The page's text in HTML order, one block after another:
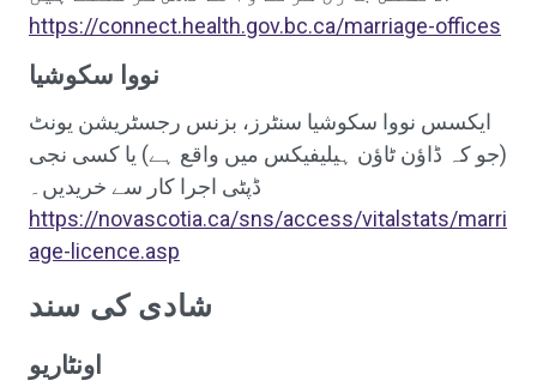
https://connect.health.gov.bc.ca/marriage-offices
نووا سکوشیا
ایکسس نووا سکوشیا سنٹرز، بزنس رجسٹریشن یونٹ
(جو کہ ڈاؤن ٹاؤن ہیلیفیکس میں واقع ہے) یا کسی نجی
ڈپٹی اجرا کار سے خریدیں۔
https://novascotia.ca/sns/access/vitalstats/marri
age-licence.asp
شادی کی سند
اونٹاریو